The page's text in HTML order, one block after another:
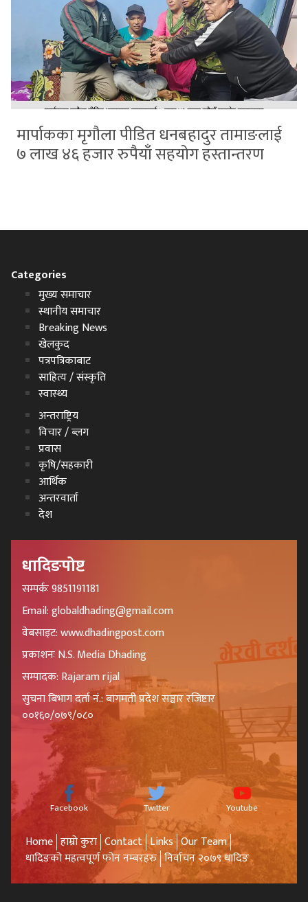
मार्पाकका मृगौला पीडित धनबहादुर तामाङलाई
७ लाख ४६ हजार रुपैयाँ सहयोग हस्तान्तरण
Categories
मुख्य समाचार
स्थानीय समाचार
Breaking News
खेलकुद
पत्रपत्रिकाबाट
साहित्य / संस्कृति
स्वास्थ्य
अन्तराष्ट्रिय
विचार / ब्लग
प्रवास
कृषि/सहकारी
आर्थिक
अन्तरवार्ता
देश
धादिङपोष्ट
सम्पर्कः 9851191181
Email: globaldhading@gmail.com
वेबसाइट: www.dhadingpost.com
प्रकाशनः N.S. Media Dhading
सम्पादक: Rajaram rijal
सुचना बिभाग दर्ता नं.: बागमती प्रदेश सञ्चार रजिष्टार
००१६०/०७९/०८०
Facebook Twitter Youtube
Home हाम्रो कुरा Contact Links Our Team
धादिङको महत्वपूर्ण फोन नम्बरहरु निर्वाचन २०७९ धादिङ